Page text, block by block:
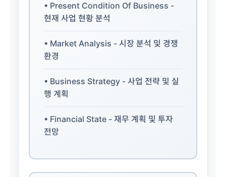
• Present Condition Of Business -
현재 사업 현황 분석
• Market Analysis - 시장 분석 및 경쟁
환경
• Business Strategy - 사업 전략 및 실
행 계획
• Financial State - 재무 계획 및 투자
전망